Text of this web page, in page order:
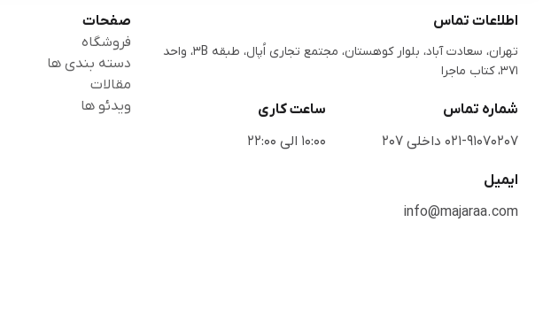
اطلاعات تماس
تهران، سعادت آباد، بلوار کوهستان، مجتمع تجاری اُپال، طبقه 3B، واحد
371، کتاب ماجرا
شماره تماس
021-91070207 داخلی 207
ساعت کاری
10:00 الی 22:00
ایمیل
info@majaraa.com
صفحات
فروشگاه
دسته بندی ها
مقالات
ویدئو ها